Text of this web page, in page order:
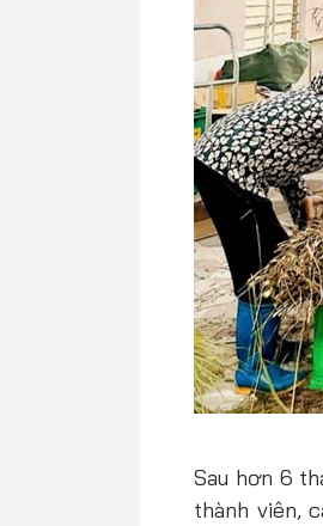
Sau hơn 6
thành viên,